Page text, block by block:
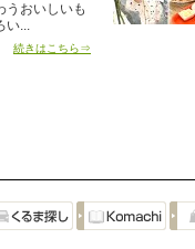
うおいしいも
い...
続きはこちら⇒